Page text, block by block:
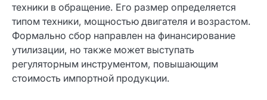
техники в обращение. Его размер определяется
типом техники, мощностью двигателя и возрастом.
Формально сбор направлен на финансирование
утилизации, но также может выступать
регуляторным инструментом, повышающим
стоимость импортной продукции.